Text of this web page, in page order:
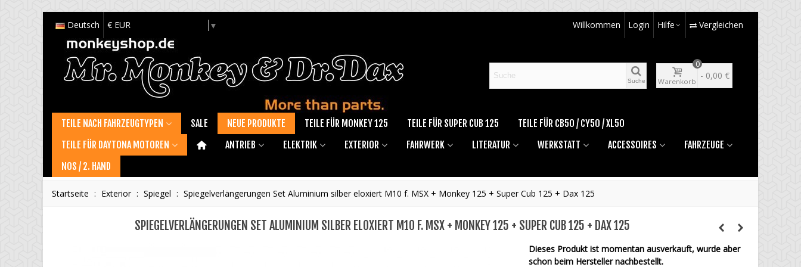
Deutsch € EUR ▼ Willkommen Login Hilfe Vergleichen
Suche Warenkorb
0
- 0,00 €
TEILE NACH FAHRZEUGTYPEN SALE NEUE PRODUKTE TEILE FÜR MONKEY 125 TEILE FÜR SUPER CUB 125
TEILE FÜR CB50 / CY50 / XL50
TEILE FÜR DAYTONA MOTOREN
ANTRIEB ELEKTRIK EXTERIOR FAHRWERK LITERATUR WERKSTATT ACCESSOIRES
FAHRZEUGE
NOS / 2. HAND
Startseite : Exterior : Spiegel : Spiegelverlängerungen Set Aluminium silber eloxiert M10 f. MSX + Monkey 125 + Super Cub 125 + Dax 125
SPIEGELVERLÄNGERUNGEN SET ALUMINIUM SILBER ELOXIERT M10 F. MSX + MONKEY 125 + SUPER CUB 125 + DAX 125
Dieses Produkt ist momentan ausverkauft, wurde aber
schon beim Hersteller nachbestellt.